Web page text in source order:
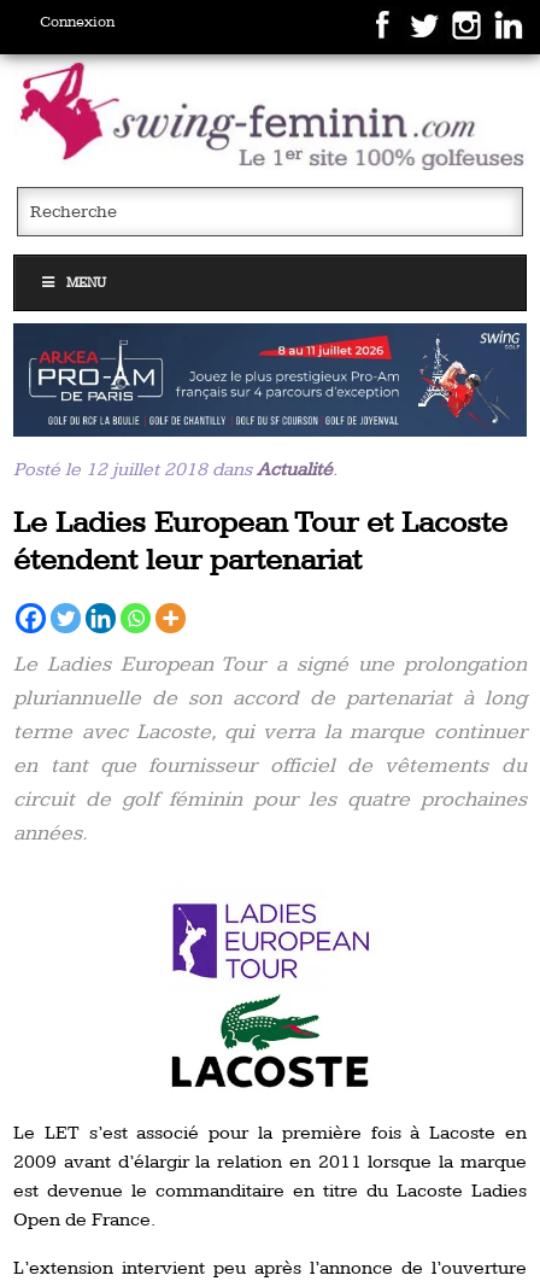
Connexion
MENU
Posté le 12 juillet 2018 dansActualité.
Le Ladies European Tour et Lacoste
étendent leur partenariat
Le Ladies European Tour a signé une prolongation
pluriannuelle de son accord de partenariat à long
terme avec Lacoste, qui verra la marque continuer
en tant que fournisseur officiel de vêtements du
circuit de golf féminin pour les quatre prochaines
années.
Le LET s’est associé pour la première fois à Lacoste en
2009 avant d’élargir la relation en 2011 lorsque la marque
est devenue le commanditaire en titre du Lacoste Ladies
Open de France.
L’extension intervient peu après l’annonce de l’ouverture